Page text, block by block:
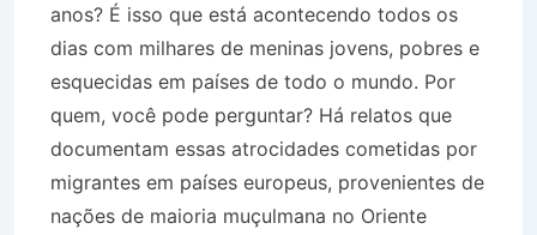
anos? É isso que está acontecendo todos os
dias com milhares de meninas jovens, pobres e
esquecidas em países de todo o mundo. Por
quem, você pode perguntar? Há relatos que
documentam essas atrocidades cometidas por
migrantes em países europeus, provenientes de
nações de maioria muçulmana no Oriente